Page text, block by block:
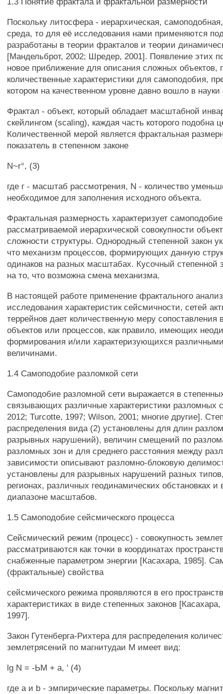
Поскольку литосфера - иерархическая,
среда, то для её исследования нами применяются
разработаны в теории фракталов и теории
[Мандельброт, 2002; Шредер, 2001]. Появление этих
новое приближение для описания сложных объектов,
количественные характеристики для самоподобия,
котором на качественном уровне давно вошло в
Фрактал - объект, который обладает масштабной
скейлингом (scaling), каждая часть которого подобна
Количественной мерой является фрактальная
показатель в степенном законе
N~r°, (3)
где г - масштаб рассмотрения, N - количество
необходимое для заполнения исходного объекта.
Фрактальная размерность характеризует самоподобие
рассматриваемой иерархической совокупности
сложности структуры. Однородный степенной закон
что механизм процессов, формирующих данную
одинаков на разных масштабах. Кусочный степенной
на то, что возможна смена механизма.
В настоящей работе применение фрактального
исследования характеристик сейсмичности, сетей
террейнов дает количественную меру сопоставления
объектов или процессов, как правило, имеющих
формирования и/или характеризующихся
величинами.
1.4 Самоподобие разломкой сети
Самоподобие разломной сети выражается в
связывающих различные характеристики разломных
2012; Turcotte, 1997; Wilson, 2001; многие другие].
распределения вида (2) установлены для длин
разрывных нарушений), величин смещений по
разломных зон и для среднего расстояния между
зависимости описывают разломно-блоковую
установлены для разрывных нарушений разных
регионах, различных геодинамических обстановках
диапазоне масштабов.
1.5 Самоподобие сейсмического процесса
Сейсмический режим (процесс) - совокупность
рассматриваются как точки в координатах
снабженные параметром энергии [Касахара, 1985].
(фрактальные) свойства
сейсмического режима проявляются в его
характеристиках в виде степенных законов
1997].
Закон Гутенберга-Рихтера для распределения
землетрясений по магнитудаи M имеет вид:
lg N = -ЬМ + а, ' (4)
где а и b - эмпирические параметры. Поскольку